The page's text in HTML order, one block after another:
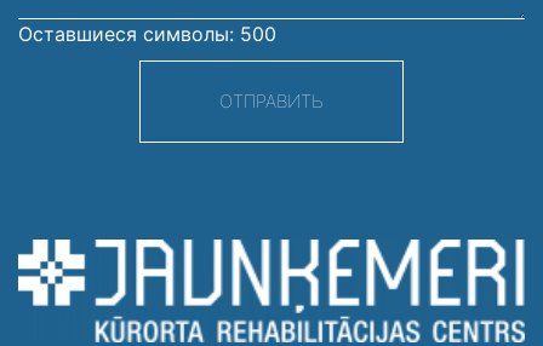
Оставшиеся символы: 500
ОТПРАВИТЬ